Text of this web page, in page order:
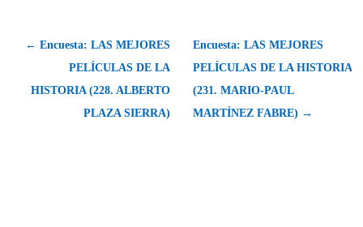
← Encuesta: LAS MEJORES
PELÍCULAS DE LA
HISTORIA (228. ALBERTO
PLAZA SIERRA)
Encuesta: LAS MEJORES
PELÍCULAS DE LA HISTORIA
(231. MARIO-PAUL
MARTÍNEZ FABRE) →